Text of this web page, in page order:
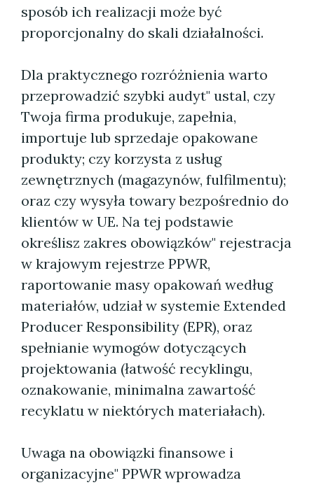
sposób ich realizacji może być
proporcjonalny do skali działalności.
Dla praktycznego rozróżnienia warto
przeprowadzić szybki audyt" ustal, czy
Twoja firma produkuje, zapełnia,
importuje lub sprzedaje opakowane
produkty; czy korzysta z usług
zewnętrznych (magazynów, fulfilmentu);
oraz czy wysyła towary bezpośrednio do
klientów w UE. Na tej podstawie
określisz zakres obowiązków" rejestracja
w krajowym rejestrze PPWR,
raportowanie masy opakowań według
materiałów, udział w systemie Extended
Producer Responsibility (EPR), oraz
spełnianie wymogów dotyczących
projektowania (łatwość recyklingu,
oznakowanie, minimalna zawartość
recyklatu w niektórych materiałach).
Uwaga na obowiązki finansowe i
organizacyjne" PPWR wprowadza